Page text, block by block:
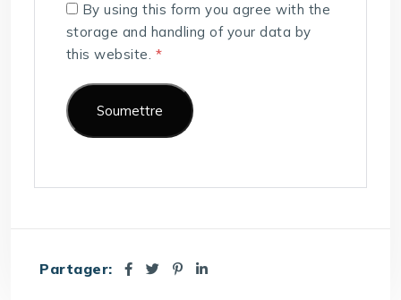
By using this form you agree with the
storage and handling of your data by
this website. *
Partager: